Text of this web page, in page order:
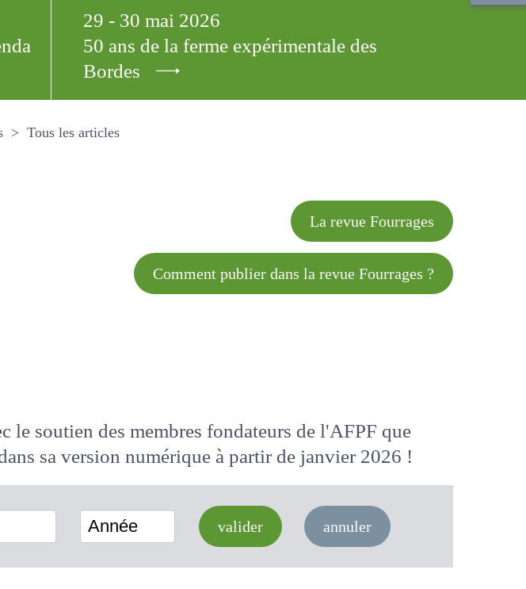
29 - 30 mai 2026
50 ans de la ferme expérimentale des
Bordes
Tous les articles
La revue Fourrages
Comment publier dans la revue Fourrages ?
le soutien des membres fondateurs de l'AFPF que
dans sa version numériqueà partir de janvier 2026
Année valider annuler